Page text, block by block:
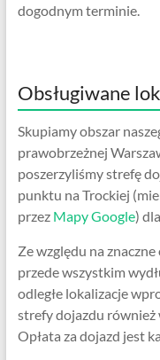
dogodnym terminie.
Obsługiwane
Skupiamy obszar
prawobrzeżnej
poszerzyliśmy strefę
punktu na Trockiej
przez Mapy Google)
Ze względu na
przede wszystkim
odległe lokalizacje
strefy dojazdu również
Opłata za dojazd jest